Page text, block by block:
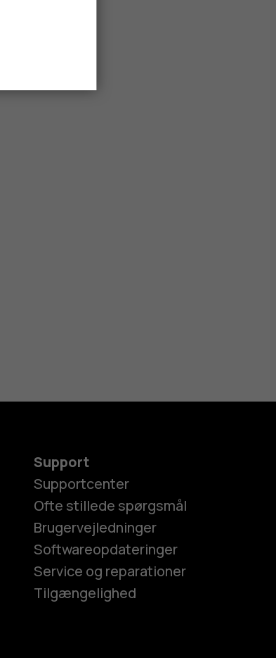
Support
Supportcenter
Ofte stillede spørgsmål
Brugervejledninger
Softwareopdateringer
Service og reparationer
Tilgængelighed